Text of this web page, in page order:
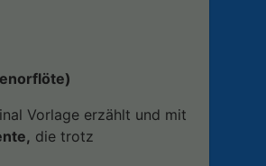
Vorlage erzählt und mit
die trotz